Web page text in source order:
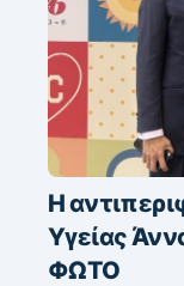
Η
Υγείας
ΦΩΤΟ